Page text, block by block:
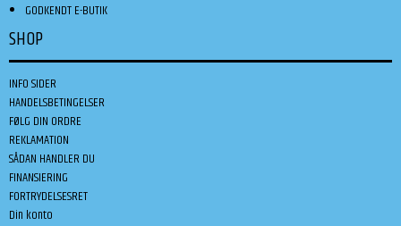
GODKENDT E-BUTIK
SHOP
INFO SIDER
HANDELSBETINGELSER
FØLG DIN ORDRE
REKLAMATION
SÅDAN HANDLER DU
FINANSIERING
FORTRYDELSESRET
Din konto